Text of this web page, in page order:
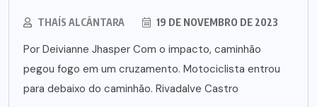
THAÍS ALCÂNTARA 19 DE NOVEMBRO DE 2023
Por Deivianne Jhasper Com o impacto, caminhão
pegou fogo em um cruzamento. Motociclista entrou
para debaixo do caminhão. Rivadalve Castro